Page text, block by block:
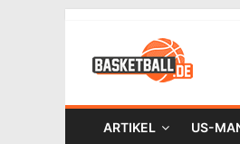
ARTIKEL US-